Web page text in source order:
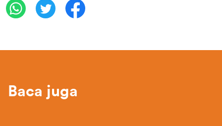
Baca juga